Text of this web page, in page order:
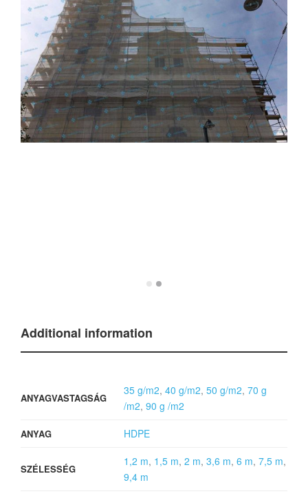
Additional information
ANYAGVASTAGSÁG
35 g/m2, 40 g/m2, 50 g/m2, 70 g
/m2, 90 g /m2
ANYAG HDPE
SZÉLESSÉG
1,2 m, 1,5 m, 2 m, 3,6 m, 6 m, 7,5 m,
9,4 m